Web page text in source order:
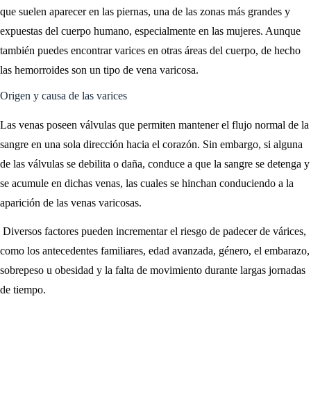
que suelen aparecer en las piernas, una de las zonas más grandes y
expuestas del cuerpo humano, especialmente en las mujeres. Aunque
también puedes encontrar varices en otras áreas del cuerpo, de hecho
las hemorroides son un tipo de vena varicosa.
Origen y causa de las varices
Las venas poseen válvulas que permiten mantener el flujo normal de la
sangre en una sola dirección hacia el corazón. Sin embargo, si alguna
de las válvulas se debilita o daña, conduce a que la sangre se detenga y
se acumule en dichas venas, las cuales se hinchan conduciendo a la
aparición de las venas varicosas.
Diversos factores pueden incrementar el riesgo de padecer de várices,
como los antecedentes familiares, edad avanzada, género, el embarazo,
sobrepeso u obesidad y la falta de movimiento durante largas jornadas
de tiempo.